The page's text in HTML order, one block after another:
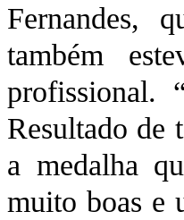
Fernandes,
também
profissional.
Resultado de
a medalha
muito boas e